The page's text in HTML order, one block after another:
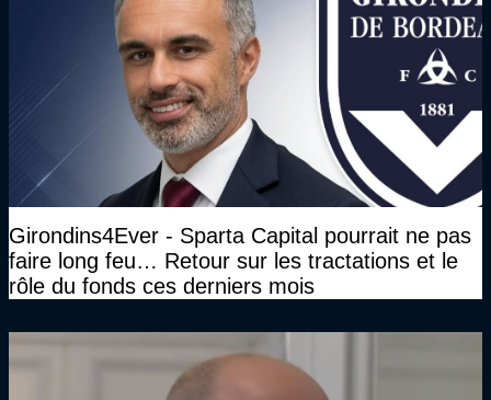
Girondins4Ever - Sparta Capital pourrait ne pas
faire long feu… Retour sur les tractations et le
rôle du fonds ces derniers mois